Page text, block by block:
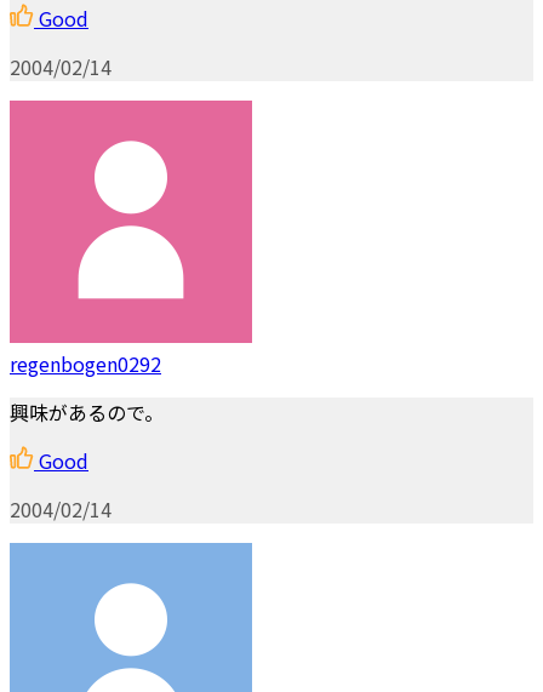
Good
2004/02/14
regenbogen0292
興味があるので。
Good
2004/02/14